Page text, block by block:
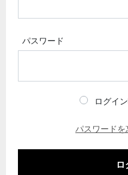
パスワード
ログイ
パスワードを
ロ